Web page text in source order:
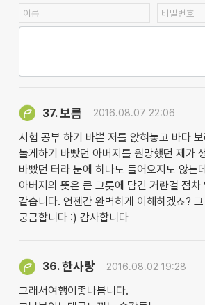
37.보름 2016.08.07 22:06
시험 공부 하기 바쁜 저를 앉혀놓고 바다
놀게하기 바빴던 아버지를 원망했던 제가
바빴던 터라 눈에 하나도 들어오지도 않는
아버지의 뜻은 큰 그릇에 담긴 거란걸 점차
같습니다. 언젠간 완벽하게 이해하겠죠?
궁금합니다 :) 감사합니다
36.한사랑 2016.08.02 19:28
그래서여행이좋나봅니다.